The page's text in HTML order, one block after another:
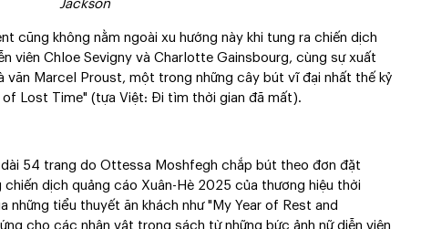
Jackson
cũng không nằm ngoài xu hướng này khi tung ra chiến dịch
viên Chloe Sevigny và Charlotte Gainsbourg, cùng sự xuất
văn Marcel Proust, một trong những cây bút vĩ đại nhất thế kỷ
Lost Time" (tựa Việt: Đi tìm thời gian đã mất).
54 trang do Ottessa Moshfegh chắp bút theo đơn đặt
dịch quảng cáo Xuân-Hè 2025 của thương hiệu thời
những tiểu thuyết ăn khách như "My Year of Rest and
cho các nhân vật trong sách từ những bức ảnh nữ diễn viên